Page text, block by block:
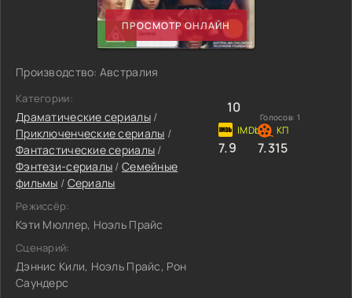
ПРОСМОТР ОНЛАЙН
Производство: Австралия
Категории:
Драматические сериалы/
Приключенческие сериалы /
Фантастические сериалы /
Фэнтези-сериалы /Семейные
фильмы / Сериалы
Режиссёр:
Кэти Мюллер, Ноэль Прайс
Сценарий:
Дэннис Кили, Ноэль Прайс, Рон
Саундерс
10
Голосов: 1
7.9 7.315